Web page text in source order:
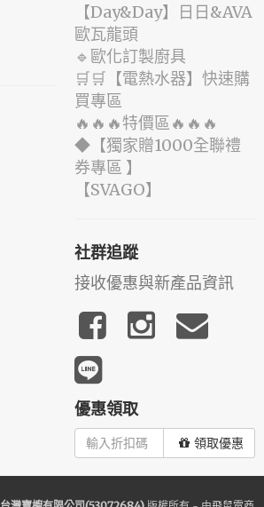
️【Day&Day】️日日&AVA
歐瓦龍頭
🔹歐化訂製廚具
🛒🛒【電熱水器】快速購
買專區
🔥🔥🔥特價區🔥🔥🔥
◆【獨家贈1000全聯禮
券專區 】
️【SVAGO】️
社群追蹤
接收優惠與新產品資訊
優惠領取
領取優惠